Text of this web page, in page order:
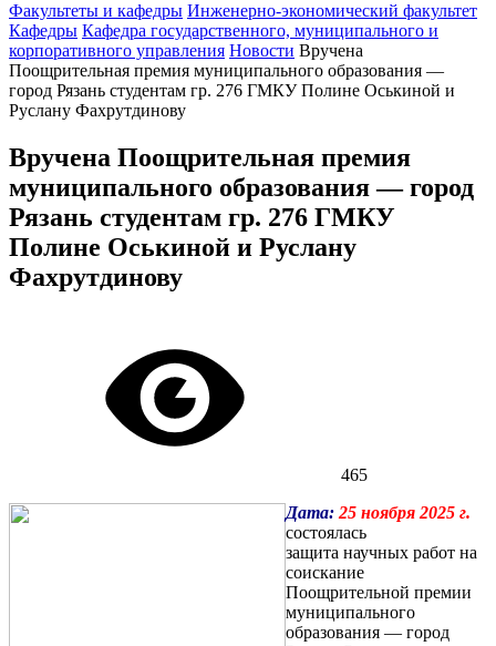
Факультеты и кафедры Инженерно-экономический факультет
Кафедры Кафедра государственного, муниципального и
корпоративного управления Новости Вручена
Поощрительная премия муниципального образования —
город Рязань студентам гр. 276 ГМКУ Полине Оськиной и
Руслану Фахрутдинову
Вручена Поощрительная премия
муниципального образования — город
Рязань студентам гр. 276 ГМКУ
Полине Оськиной и Руслану
Фахрутдинову
465
Дата: 25 ноября 2025 г.
состоялась
защита научных работ на
соискание
Поощрительной премии
муниципального
образования — город